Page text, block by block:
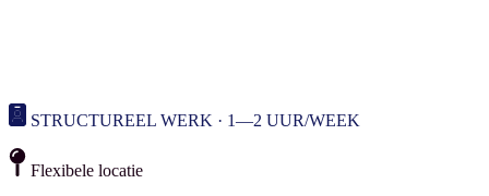
STRUCTUREEL WERK · 1—2 UUR/WEEK
Flexibele locatie